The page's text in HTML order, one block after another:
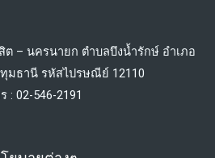
ต – นครนายก ตำบลบึงน้ำรักษ์ อำเภอ
มธานี รหัสไปรษณีย์ 12110
: 02-546-2191